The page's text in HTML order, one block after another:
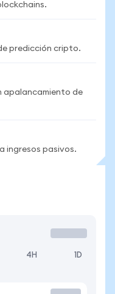
predicción cripto.
apalancamiento de
ingresos pasivos.
4H 1D